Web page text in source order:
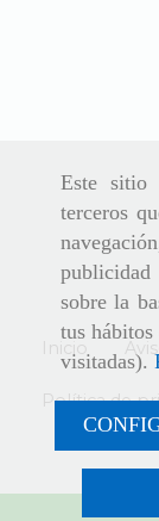
Este sitio
terceros
sobre la
tus
visitadas).
Inicio
Política de